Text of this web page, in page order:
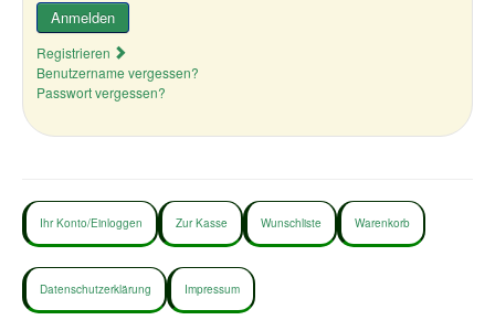
Anmelden
Registrieren
Benutzername vergessen?
Passwort vergessen?
Ihr Konto/Einloggen Zur Kasse Wunschliste Warenkorb
Datenschutzerklärung Impressum